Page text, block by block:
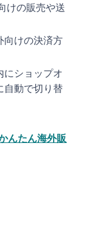
けの販売や送
向けの決済方
にショップオ
自動で切り替
んたん海外販